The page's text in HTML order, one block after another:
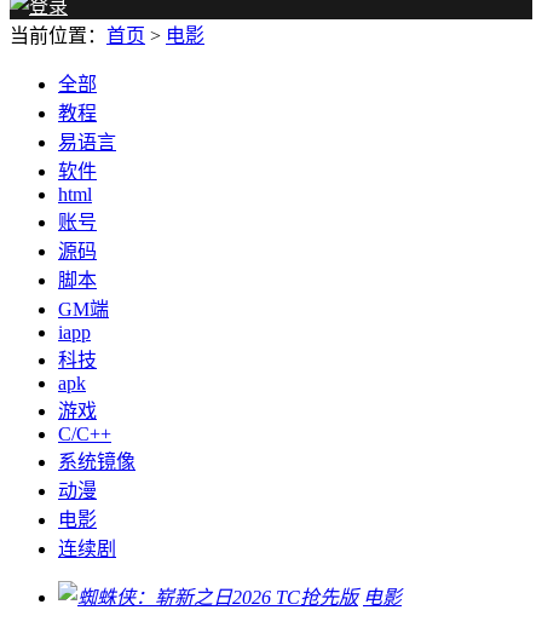
当前位置： 首页 > 电影
全部
教程
易语言
软件
html
账号
源码
脚本
GM端
iapp
科技
apk
游戏
C/C++
系统镜像
动漫
电影
连续剧
电影